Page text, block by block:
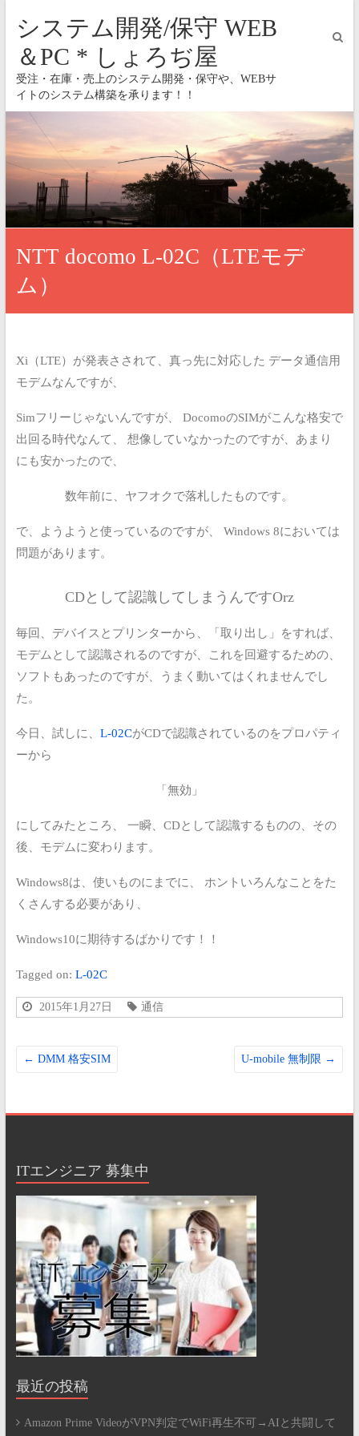
システム開発/保守 WEB
＆PC * しょろぢ屋
受注・在庫・売上のシステム開発・保守や、WEBサ
イトのシステム構築を承ります！！
NTT docomo L-02C（LTEモデ
ム）
Xi（LTE）が発表さされて、真っ先に対応した データ通信用
モデムなんですが、
Simフリーじゃないんですが、
DocomoのSIMがこんな格安で
出回る時代なんて、
想像していなかったのですが、あまり
にも安かったので、
数年前に、ヤフオクで落札したものです。
で、ようようと使っているのですが、
Windows 8においては
問題があります。
CDとして認識してしまうんですOrz
毎回、デバイスとプリンターから、「取り出し」をすれば、
モデムとして認識されるのですが、これを回避するための、
ソフトもあったのですが、うまく動いてはくれませんでし
た。
今日、試しに、 L-02CがCDで認識されているのをプロパティ
ーから
「無効」
にしてみたところ、
一瞬、CDとして認識するものの、その
後、モデムに変わります。
Windows8は、使いものにまでに、
ホントいろんなことをた
くさんする必要があり、
Windows10に期待するばかりです！！
Tagged on: L-02C
2015年1月27日 通信
← DMM 格安SIM U-mobile 無制限 →
ITエンジニア 募集中
最近の投稿
Amazon Prime VideoがVPN判定でWiFi再生不可→AIと共闘して